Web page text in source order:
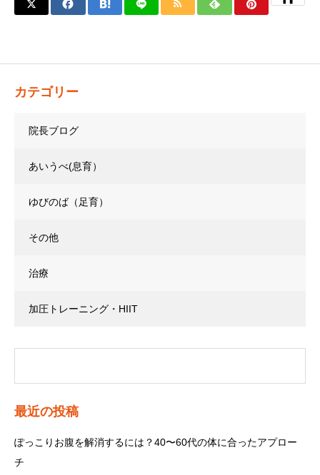
カテゴリー
院長ブログ
あいうべ(息育）
ゆびのば（足育）
その他
治療
加圧トレーニング・HIIT
最近の投稿
ぽっこりお腹を解消するには？40〜60代の体に合ったアプロー
チ